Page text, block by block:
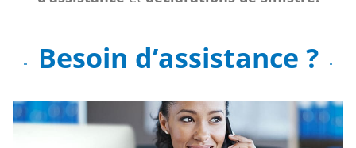
Besoin d’assistance ?